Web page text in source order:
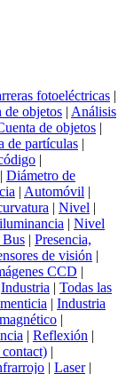
fotoeléctricas |
de objetos | Análisis
de objetos |
de partículas |
|
| Diámetro de
| Automóvil |
| Nivel |
| Nivel
Bus | Presencia,
de visión |
CCD |
Industria | Todas las
| Industria
|
| Reflexión |
|
| Laser|